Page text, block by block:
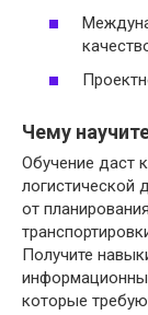
Чему
Обучение даст
логистической
от
Получите
которые